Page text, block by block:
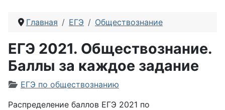
Главная ЕГЭ Обществознание
ЕГЭ 2021. Обществознание.
Баллы за каждое задание
Информация о материале
ЕГЭ по обществознанию
Распределение баллов ЕГЭ 2021 по